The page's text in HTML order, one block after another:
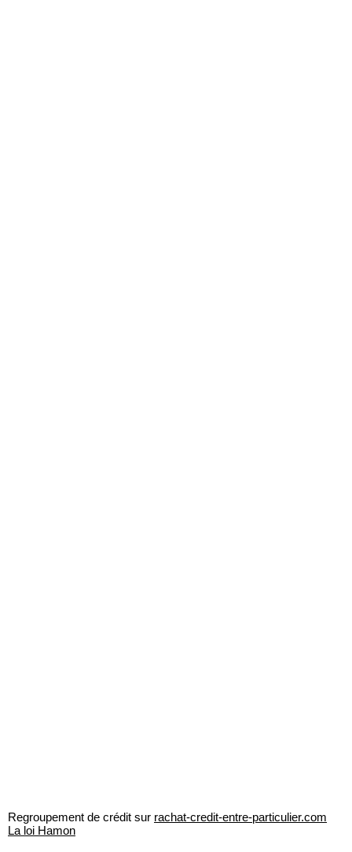
Regroupement de crédit sur rachat-credit-entre-particulier.com
La loi Hamon